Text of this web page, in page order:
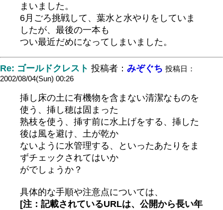
まいました。
6月ごろ挑戦して、葉水と水やりをしていま
したが、最後の一本も
つい最近だめになってしまいました。
Re: ゴールドクレスト 投稿者： みぞぐち 投稿日：
2002/08/04(Sun) 00:26
挿し床の土に有機物を含まない清潔なものを
使う、挿し穂は固まった
熟枝を使う、挿す前に水上げをする、挿した
後は風を避け、土が乾か
ないように水管理する、といったあたりをま
ずチェックされてはいか
がでしょうか？
具体的な手順や注意点については、
[注：記載されているURLは、公開から長い年